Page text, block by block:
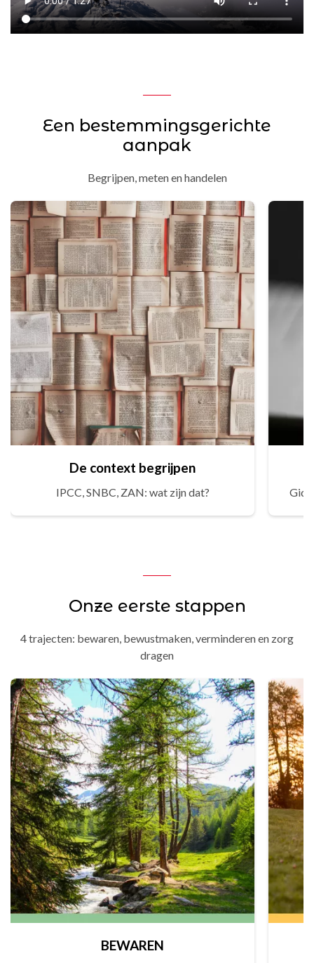
Een bestemmingsgerichte
aanpak
Begrijpen, meten en handelen
De context begrijpen
IPCC, SNBC, ZAN: wat zijn dat?
Onze eerste stappen
4 trajecten: bewaren, bewustmaken, verminderen en zorg
dragen
BEWAREN